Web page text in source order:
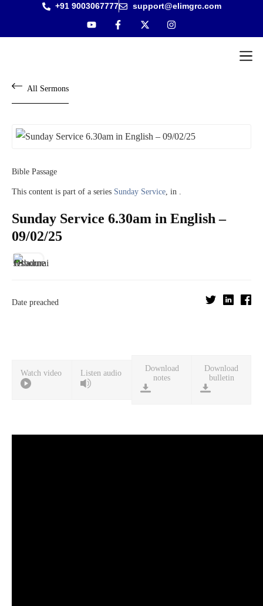
+91 9003067777 support@elimgrc.com
All Sermons
Bible Passage
This content is part of a series Sunday Service , in .
Sunday Service 6.30am in English –
09/02/25
Date preached
Watch video Listen audio
Download
notes
Download
bulletin